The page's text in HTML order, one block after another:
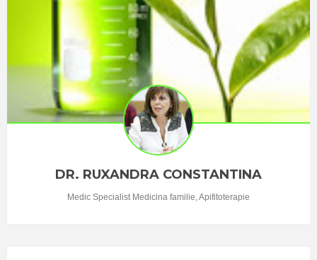
DR. RUXANDRA CONSTANTINA
Medic Specialist Medicina familie, Apifitoterapie